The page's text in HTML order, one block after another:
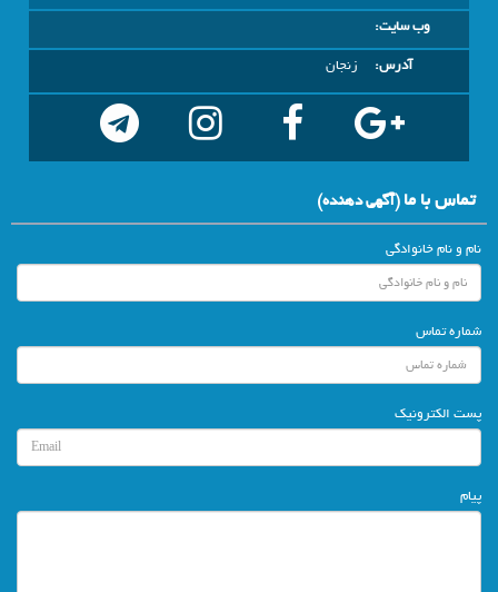
وب سایت:
آدرس:
زنجان
تماس با ما(آگهي دهنده)
نام و نام خانوادگی
شماره تماس
پست الکترونیک
پیام